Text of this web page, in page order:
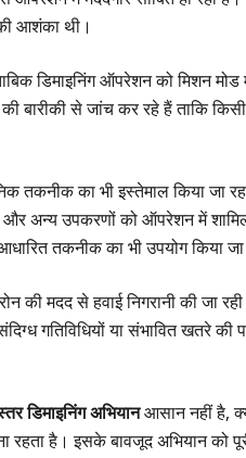
आशंका थी।
डिमाइनिंग ऑपरेशन को मिशन
बारीकी से जांच कर रहे हैं ताकि
तकनीक का भी इस्तेमाल किया जा
और अन्य उपकरणों को ऑपरेशन में
तकनीक का भी उपयोग किया जा
की मदद से हवाई निगरानी की जा
गतिविधियों या संभावित खतरे की
डिमाइनिंग अभियानआसान नहीं है,
रहता है। इसके बावजूद अभियान को